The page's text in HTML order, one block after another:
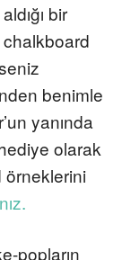
bir
benimle
yanında
olarak
örneklerini
popların